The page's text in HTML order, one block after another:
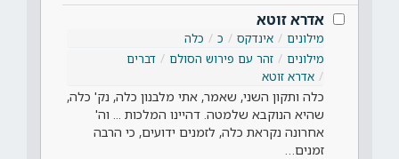
אדרא זוטא
מילונים אינדקס כ
כלה
מילונים
זהר עם פירוש הסולם
דברים
אדרא זוטא
כלה ותקון השני, שאמר, אתי מלבנון כלה, נק' כלה,
שהיא הנוקבא שלמטה. דהיינו המלכות ... וה'
אחרונה נקראת כלה, לזמנים ידועים, כי הרבה
זמנים…